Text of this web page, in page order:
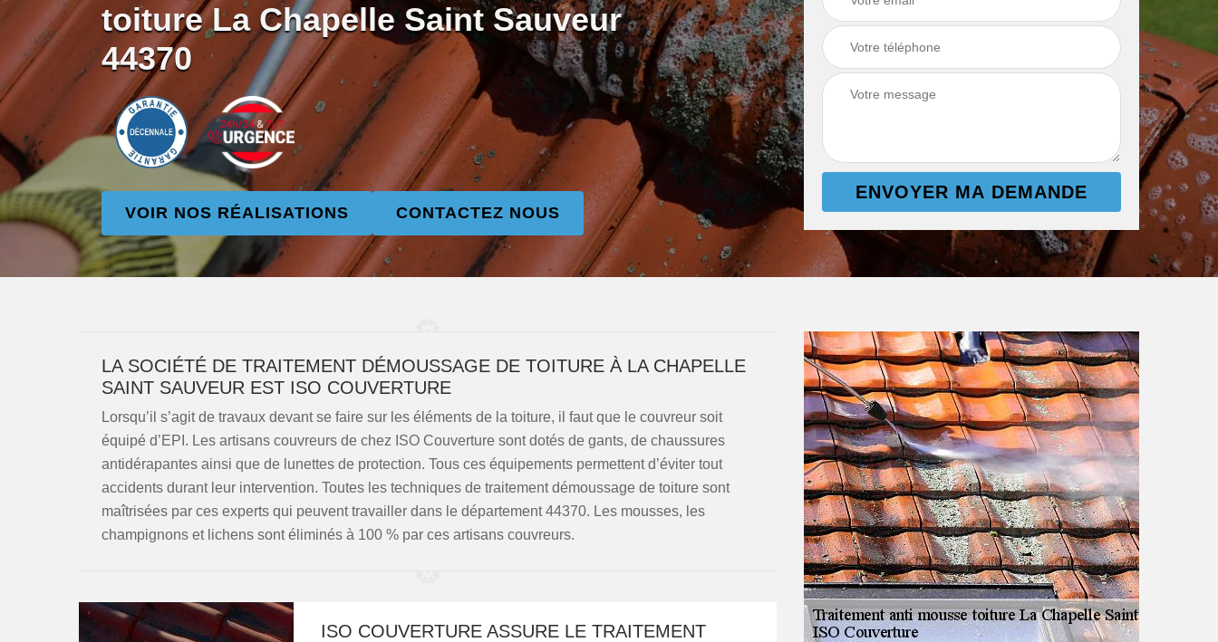
toiture La Chapelle Saint Sauveur
44370
VOIR NOS RÉALISATIONS CONTACTEZ NOUS
LA SOCIÉTÉ DE TRAITEMENT DÉMOUSSAGE DE TOITURE À LA CHAPELLE
SAINT SAUVEUR EST ISO COUVERTURE
Lorsqu’il s’agit de travaux devant se faire sur les éléments de la toiture, il faut que le couvreur soit
équipé d’EPI. Les artisans couvreurs de chez ISO Couverture sont dotés de gants, de chaussures
antidérapantes ainsi que de lunettes de protection. Tous ces équipements permettent d’éviter tout
accidents durant leur intervention. Toutes les techniques de traitement démoussage de toiture sont
maîtrisées par ces experts qui peuvent travailler dans le département 44370. Les mousses, les
champignons et lichens sont éliminés à 100 % par ces artisans couvreurs.
ISO COUVERTURE ASSURE LE TRAITEMENT